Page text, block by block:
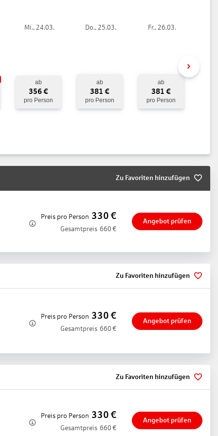
Menü
(Live-) Musik und Tanz, Hauseigenes Feuerwerk
mit Terrasse, Kinderhochstuhl
Mi., 24.03.
ab
356€
pro Person
Do., 25.03.
ab
381 €
pro Person
Fr., 26.03.
ab
381 €
pro Person
Zu Favoriten hinzufügen
Preis pro Person 330€
Gesamtpreis 660 €
Angebot prüfen
Zu Favoriten hinzufügen
Preis pro Person 330€
Gesamtpreis 660 €
Angebot prüfen
Zu Favoriten hinzufügen
Preis pro Person 330€
Gesamtpreis 660 €
Angebot prüfen